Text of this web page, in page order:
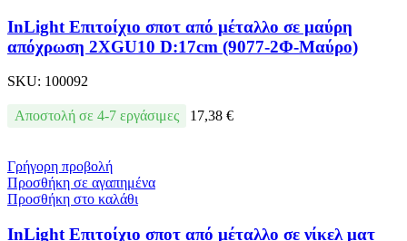
InLight Επιτοίχιο σποτ από μέταλλο σε μαύρη
απόχρωση 2XGU10 D:17cm (9077-2Φ-Μαύρο)
SKU: 100092
Αποστολή σε 4-7 εργάσιμες 17,38 €
Γρήγορη προβολή
Προσθήκη σε αγαπημένα
Προσθήκη στο καλάθι
InLight Επιτοίχιο σποτ από μέταλλο σε νίκελ ματ